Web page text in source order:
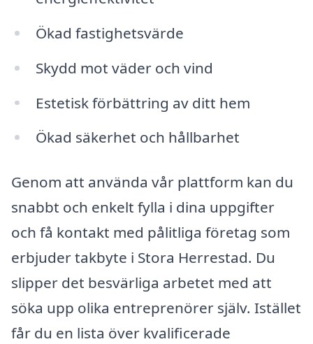
Ökad fastighetsvärde
Skydd mot väder och vind
Estetisk förbättring av ditt hem
Ökad säkerhet och hållbarhet
Genom att använda vår plattform kan du
snabbt och enkelt fylla i dina uppgifter
och få kontakt med pålitliga företag som
erbjuder takbyte i Stora Herrestad. Du
slipper det besvärliga arbetet med att
söka upp olika entreprenörer själv. Istället
får du en lista över kvalificerade